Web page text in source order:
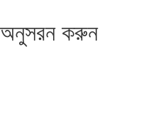
অনুসরন করুন